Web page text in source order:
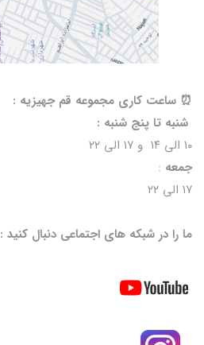
⏰️ ساعت کاری مجموعه قم جهیزیه :
شنبه تا پنج شنبه :
۱۰ الی ۱۴ و ۱۷ الی ۲۲
جمعه :
۱۷ الی ۲۲
ما را در شبکه های اجتماعی دنبال کنید :